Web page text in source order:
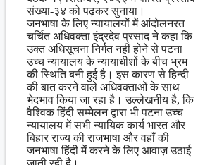
संख्या-३४ को पढ़कर सुनाया।
जनभाषा के लिए न्यायालयों में आंदोलनरत
चर्चित अधिवक्ता इंद्रदेव प्रसाद ने कहा कि
उक्त अधिसूचना निर्गत नहीं होने से पटना
उच्च न्यायालय के न्यायाधीशों के बीच भ्रम
की स्थिति बनी हुई है। इस कारण से हिन्दी
की बात करने वाले अधिवक्ताओं के साथ
भेदभाव किया जा रहा है। उल्लेखनीय है, कि
वैश्विक हिंदी सम्मेलन द्वारा भी पटना उच्च
न्यायालय में सभी न्यायिक कार्य भारत और
बिहार राज्य की राजभाषा और वहाँ की
जनभाषा हिंदी में करने के लिए आवाज़ उठाई